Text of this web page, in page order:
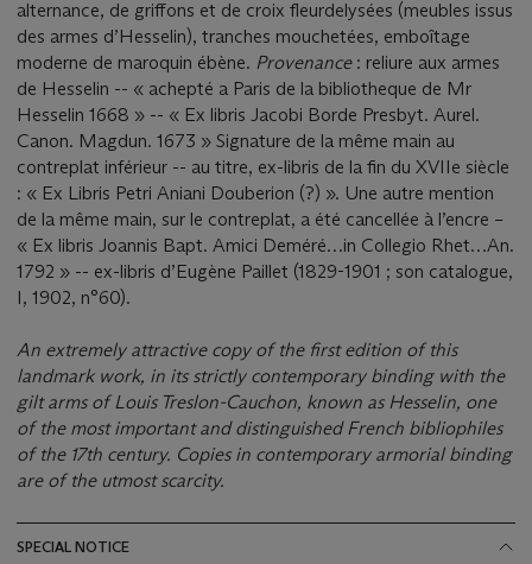
alternance, de griffons et de croix fleurdelysées (meubles issus
des armes d’Hesselin), tranches mouchetées, emboîtage
moderne de maroquin ébène. Provenance : reliure aux armes
de Hesselin -- « achepté a Paris de la bibliotheque de Mr
Hesselin 1668 » -- « Ex libris Jacobi Borde Presbyt. Aurel.
Canon. Magdun. 1673 » Signature de la même main au
contreplat inférieur -- au titre, ex-libris de la fin du XVIIe siècle
: « Ex Libris Petri Aniani Douberion (?) ». Une autre mention
de la même main, sur le contreplat, a été cancellée à l’encre –
« Ex libris Joannis Bapt. Amici Deméré…in Collegio Rhet…An.
1792 » -- ex-libris d’Eugène Paillet (1829-1901 ; son catalogue,
I, 1902, n°60).
An extremely attractive copy of the first edition of this
landmark work, in its strictly contemporary binding with the
gilt arms of Louis Treslon-Cauchon, known as Hesselin, one
of the most important and distinguished French bibliophiles
of the 17th century. Copies in contemporary armorial binding
are of the utmost scarcity.
SPECIAL NOTICE